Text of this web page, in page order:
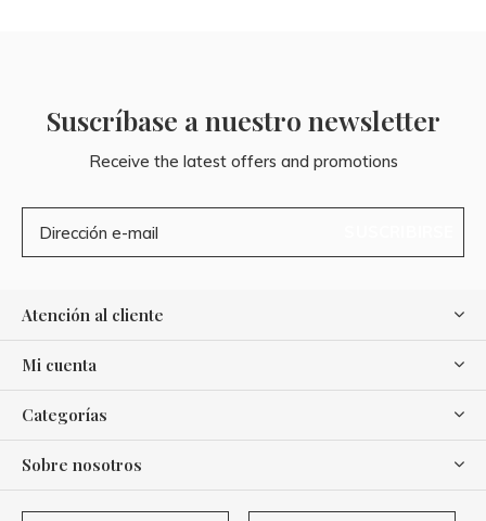
Suscríbase a nuestro newsletter
Receive the latest offers and promotions
Atención al cliente
Mi cuenta
Categorías
Sobre nosotros